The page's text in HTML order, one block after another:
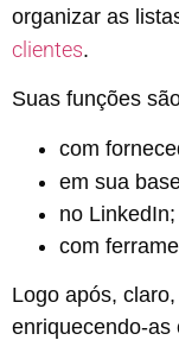
organizar as
clientes.
Suas funções
com
em sua
no LinkedIn;
com
Logo após,
enriquecendo-as